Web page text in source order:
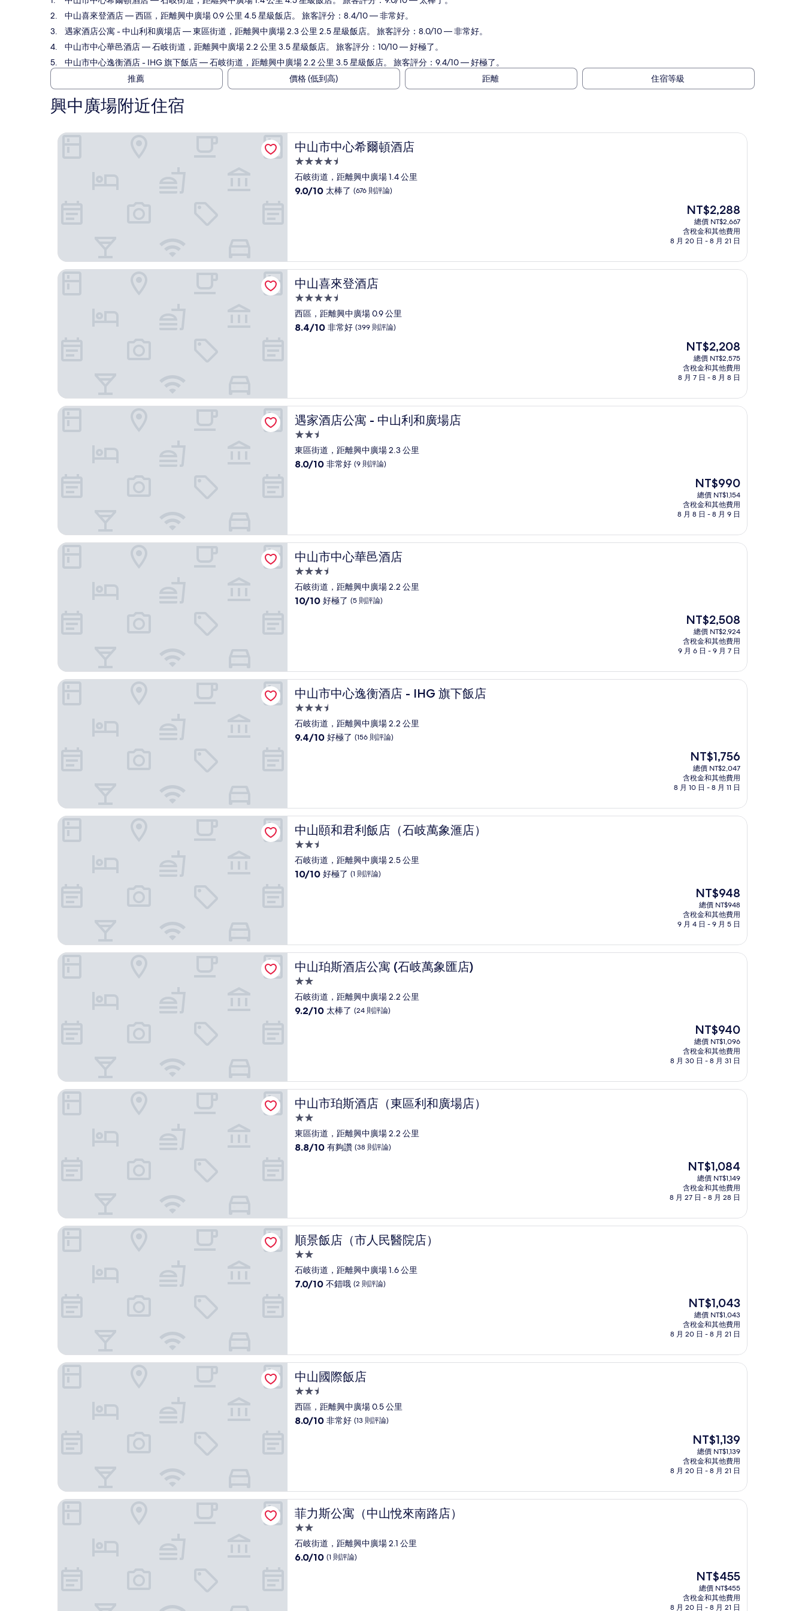
中山喜來登酒店— 西區，距離興中廣場 0.9 公里 4.5 星級飯店。 旅客評分：8.4/10 — 非常好。
遇家酒店公寓 - 中山利和廣場店— 東區街道，距離興中廣場 2.3 公里 2.5 星級飯店。 旅客評分：8.0/10 — 非常好。
中山市中心華邑酒店— 石岐街道，距離興中廣場 2.2 公里 3.5 星級飯店。 旅客評分：10/10 — 好極了。
中山市中心逸衡酒店 - IHG 旗下飯店— 石岐街道，距離興中廣場 2.2 公里 3.5 星級飯店。 旅客評分：9.4/10 — 好極了。
推薦
價格 (低到高) 距離 住宿等級
興中廣場附近住宿
中山市中心希爾頓酒店
中山市中心希爾頓酒店
4.5
星
級
石岐街道，距離興中廣場 1.4 公里
9.0
棒
了，
(676
則
評
論)
9.0/10 太棒了 (676 則評論)
現
價
格
NT$2,288
NT$2,288
總價 NT$2,667
含稅金和其他費用
8 月 20 日 - 8 月 21 日
中山市中心希爾頓酒店
中山喜來登酒店
中山喜來登酒店
4.5
星
級
西區，距離興中廣場 0.9 公里
8.4
常
好，
(399
則
評
論)
8.4/10 非常好 (399 則評論)
現
價
格
NT$2,208
NT$2,208
總價 NT$2,575
含稅金和其他費用
8 月 7 日 - 8 月 8 日
中山喜來登酒店
遇家酒店公寓 - 中山利和廣場店
遇家酒店公寓 - 中山利和廣場店
2.5
星
級
東區街道，距離興中廣場 2.3 公里
8.0
常
好，
(9
則
評
論)
8.0/10 非常好 (9 則評論)
現
在
價
格
NT$990
NT$990
總價 NT$1,154
含稅金和其他費用
8 月 8 日 - 8 月 9 日
遇家酒店公寓 - 中山利和廣場店
中山市中心華邑酒店
中山市中心華邑酒店
3.5
星
級
石岐街道，距離興中廣場 2.2 公里
10.0
極
了，
(5
則
評
論)
10/10 好極了 (5 則評論)
現
價
格
NT$2,508
NT$2,508
總價 NT$2,924
含稅金和其他費用
9 月 6 日 - 9 月 7 日
中山市中心華邑酒店
中山市中心逸衡酒店 - IHG 旗下飯店
中山市中心逸衡酒店 - IHG 旗下飯店
3.5
星
級
石岐街道，距離興中廣場 2.2 公里
9.4
極
了，
(156
則
評
論)
9.4/10 好極了 (156 則評論)
現
在
價
格
NT$1,756
NT$1,756
總價 NT$2,047
含稅金和其他費用
8 月 10 日 - 8 月 11 日
中山市中心逸衡酒店 - IHG 旗下飯店
中山頤和君利飯店（石岐萬象滙店）
中山頤和君利飯店（石岐萬象滙店）
2.5
星
級
石岐街道，距離興中廣場 2.5 公里
10.0
極
了，
(1
則
評
論)
10/10 好極了 (1 則評論)
現
在
價
格
NT$948
NT$948
總價 NT$948
含稅金和其他費用
9 月 4 日 - 9 月 5 日
中山頤和君利飯店（石岐萬象滙店）
中山珀斯酒店公寓 (石岐萬象匯店)
中山珀斯酒店公寓 (石岐萬象匯店)
2.0
星
級
石岐街道，距離興中廣場 2.2 公里
9.2
棒
了，
(24
則
評
論)
9.2/10 太棒了 (24 則評論)
現
在
價
格
NT$940
NT$940
總價 NT$1,096
含稅金和其他費用
8 月 30 日 - 8 月 31 日
中山珀斯酒店公寓 (石岐萬象匯店)
中山市珀斯酒店（東區利和廣場店）
中山市珀斯酒店（東區利和廣場店）
2.0
星
級
東區街道，距離興中廣場 2.2 公里
8.8
夠
讚，
(38
則
評
論)
8.8/10 有夠讚 (38 則評論)
現
價
格
NT$1,084
NT$1,084
總價 NT$1,149
含稅金和其他費用
8 月 27 日 - 8 月 28 日
中山市珀斯酒店（東區利和廣場店）
順景飯店（市人民醫院店）
順景飯店（市人民醫院店）
2.0
星
級
石岐街道，距離興中廣場 1.6 公里
7.0
錯
哦，
(2
則
評
論)
7.0/10 不錯哦 (2 則評論)
現
在
價
格
NT$1,043
NT$1,043
總價 NT$1,043
含稅金和其他費用
8 月 20 日 - 8 月 21 日
順景飯店（市人民醫院店）
中山國際飯店
中山國際飯店
2.5
星
級
西區，距離興中廣場 0.5 公里
8.0
常
好，
(13
則
評
論)
8.0/10 非常好 (13 則評論)
現
在
價
格
NT$1,139
NT$1,139
總價 NT$1,139
含稅金和其他費用
8 月 20 日 - 8 月 21 日
中山國際飯店
菲力斯公寓（中山悅來南路店）
菲力斯公寓（中山悅來南路店）
2.0
星
級
石岐街道，距離興中廣場 2.1 公里
6.0
6.0/10 (1 則評論)
現
在
價
格
NT$455
總價 NT$455
含稅金和其他費用
8 月 20 日 - 8 月 21 日
菲力斯公寓（中山悅來南路店）